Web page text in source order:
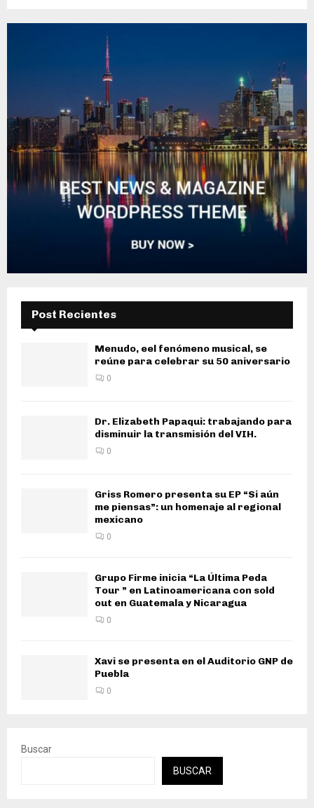
Post Recientes
Menudo, eel fenómeno musical, se
reúne para celebrar su 50 aniversario
0
Dr. Elizabeth Papaqui: trabajando para
disminuir la transmisión del VIH.
0
Griss Romero presenta su EP “Si aún
me piensas”: un homenaje al regional
mexicano
0
Grupo Firme inicia “La Última Peda
Tour ” en Latinoamericana con sold
out en Guatemala y Nicaragua
0
Xavi se presenta en el Auditorio GNP de
Puebla
0
Buscar
BUSCAR